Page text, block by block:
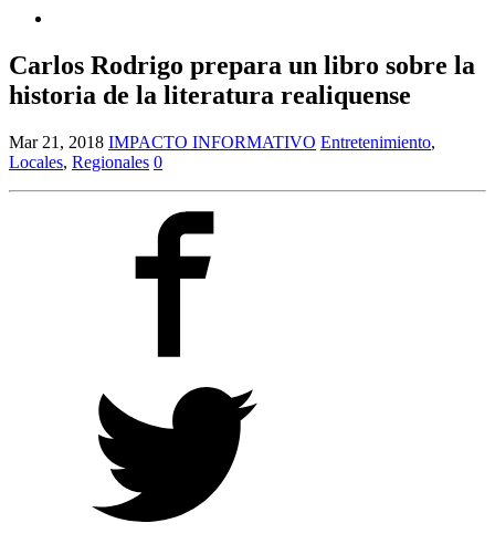
Carlos Rodrigo prepara un libro sobre la
historia de la literatura realiquense
Mar 21, 2018 IMPACTO INFORMATIVO Entretenimiento,
Locales, Regionales 0